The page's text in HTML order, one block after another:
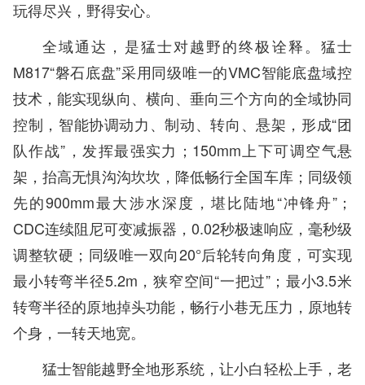
玩得尽兴，野得安心。
全域通达，是猛士对越野的终极诠释。猛士
M817“磐石底盘”采用同级唯一的VMC智能底盘域控
技术，能实现纵向、横向、垂向三个方向的全域协同
控制，智能协调动力、制动、转向、悬架，形成“团
队作战”，发挥最强实力；150mm上下可调空气悬
架，抬高无惧沟沟坎坎，降低畅行全国车库；同级领
先的900mm最大涉水深度，堪比陆地“冲锋舟”；
CDC连续阻尼可变减振器，0.02秒极速响应，毫秒级
调整软硬；同级唯一双向20°后轮转向角度，可实现
最小转弯半径5.2m，狭窄空间“一把过”；最小3.5米
转弯半径的原地掉头功能，畅行小巷无压力，原地转
个身，一转天地宽。
猛士智能越野全地形系统，让小白轻松上手，老